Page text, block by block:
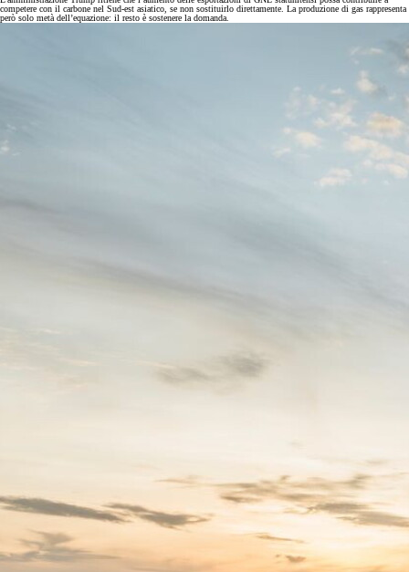
competere con il carbone nel Sud-est asiatico, se non sostituirlo direttamente. La produzione di gas rappresenta
però solo metà dell’equazione: il resto è sostenere la domanda.